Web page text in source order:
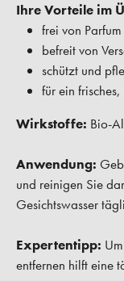
Ihre Vorteile im
frei von Parfum
befreit von
schützt und
für ein
Wirkstoffe: Bio-
Anwendung:
und reinigen Sie
Gesichtswasser
Expertentipp:
entfernen hilft eine